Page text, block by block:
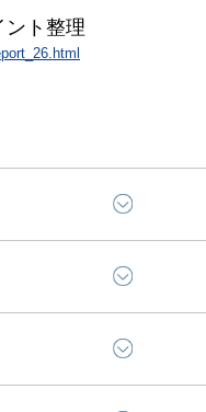
ト整理